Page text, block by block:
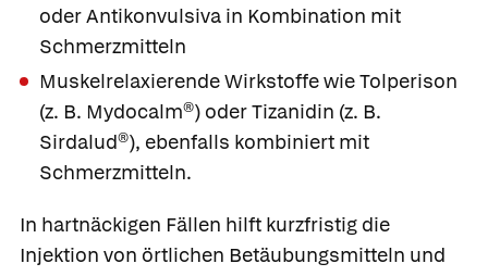
oder Antikonvulsiva in Kombination mit
Schmerzmitteln
Muskelrelaxierende Wirkstoffe wieTolperison
(z. B. Mydocalm®) oderTizanidin (z. B.
Sirdalud®), ebenfalls kombiniert mit
Schmerzmitteln.
In hartnäckigen Fällen hilft kurzfristig die
Injektion von örtlichen Betäubungsmitteln und